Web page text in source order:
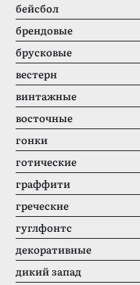
бейсбол
брендовые
брусковые
вестерн
винтажные
восточные
гонки
готические
граффити
греческие
гуглфонтс
декоративные
дикий запад